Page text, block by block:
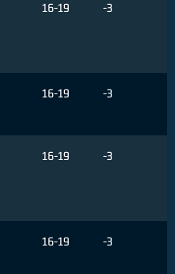
16-19 -3
16-19 -3
16-19 -3
16-19 -3